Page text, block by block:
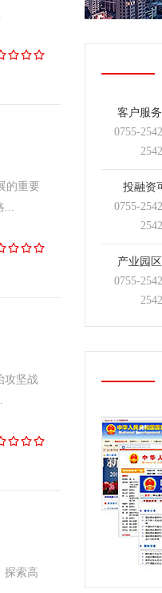
的重要
...
攻坚战
探索高
客户服
0755-
投融资
0755-
产业园
0755-